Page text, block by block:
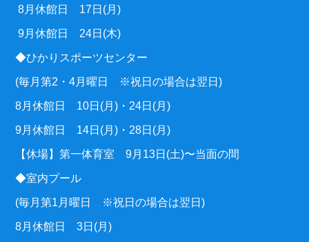
8月休館日 17日(月)
9月休館日 24日(木)
◆ひかりスポーツセンター
(毎月第2・4月曜日 ※祝日の場合は翌日)
8月休館日 10日(月)・24日(月)
9月休館日 14日(月)・28日(月)
【休場】第一体育室 9月13日(土)〜当面の間
◆室内プール
(毎月第1月曜日 ※祝日の場合は翌日)
8月休館日 3日(月)